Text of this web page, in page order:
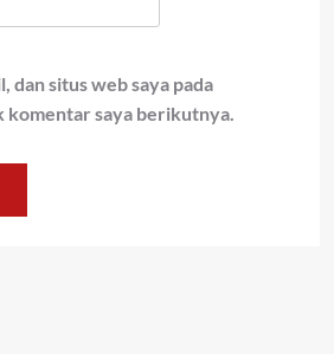
dan situs web saya pada
komentar saya berikutnya.